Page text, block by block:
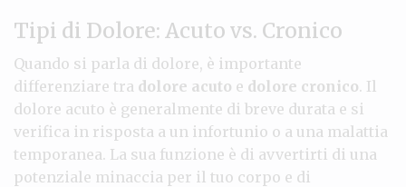
Tipi di Dolore: Acuto vs. Cronico
Quando si parla di dolore, è importante
differenziare tra dolore acuto e dolore cronico. Il
dolore acuto è generalmente di breve durata e si
verifica in risposta a un infortunio o a una malattia
temporanea. La sua funzione è di avvertirti di una
potenziale minaccia per il tuo corpo e di